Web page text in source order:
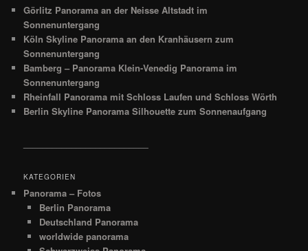
Görlitz Panorama an der Neisse Altstadt im
Sonnenuntergang
Köln Skyline Panorama an den Kranhäusern zum
Sonnenuntergang
Bamberg – Panorama Klein-Venedig Panorama im
Sonnenuntergang
Rheinfall Panorama mit Schloss Laufen und Schloss Wörth
Berlin Skyline Panorama Silhouette zum Sonnenaufgang
KATEGORIEN
Panorama – Fotos
Berlin Panorama
Deutschland Panorama
worldwide panorama